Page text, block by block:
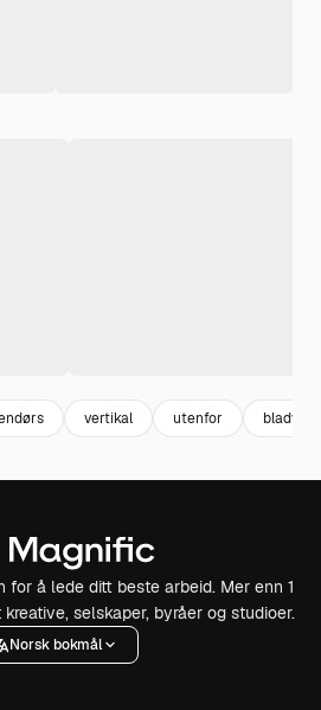
vertikal utenfor bladverk
for å lede ditt beste arbeid. Mer enn 1
selskaper, byråer og studioer.
Norsk bokmål